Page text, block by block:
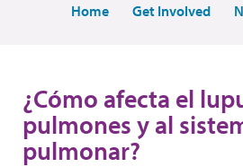
Home Get Involved
¿Cómo afecta el
pulmones y al
pulmonar?